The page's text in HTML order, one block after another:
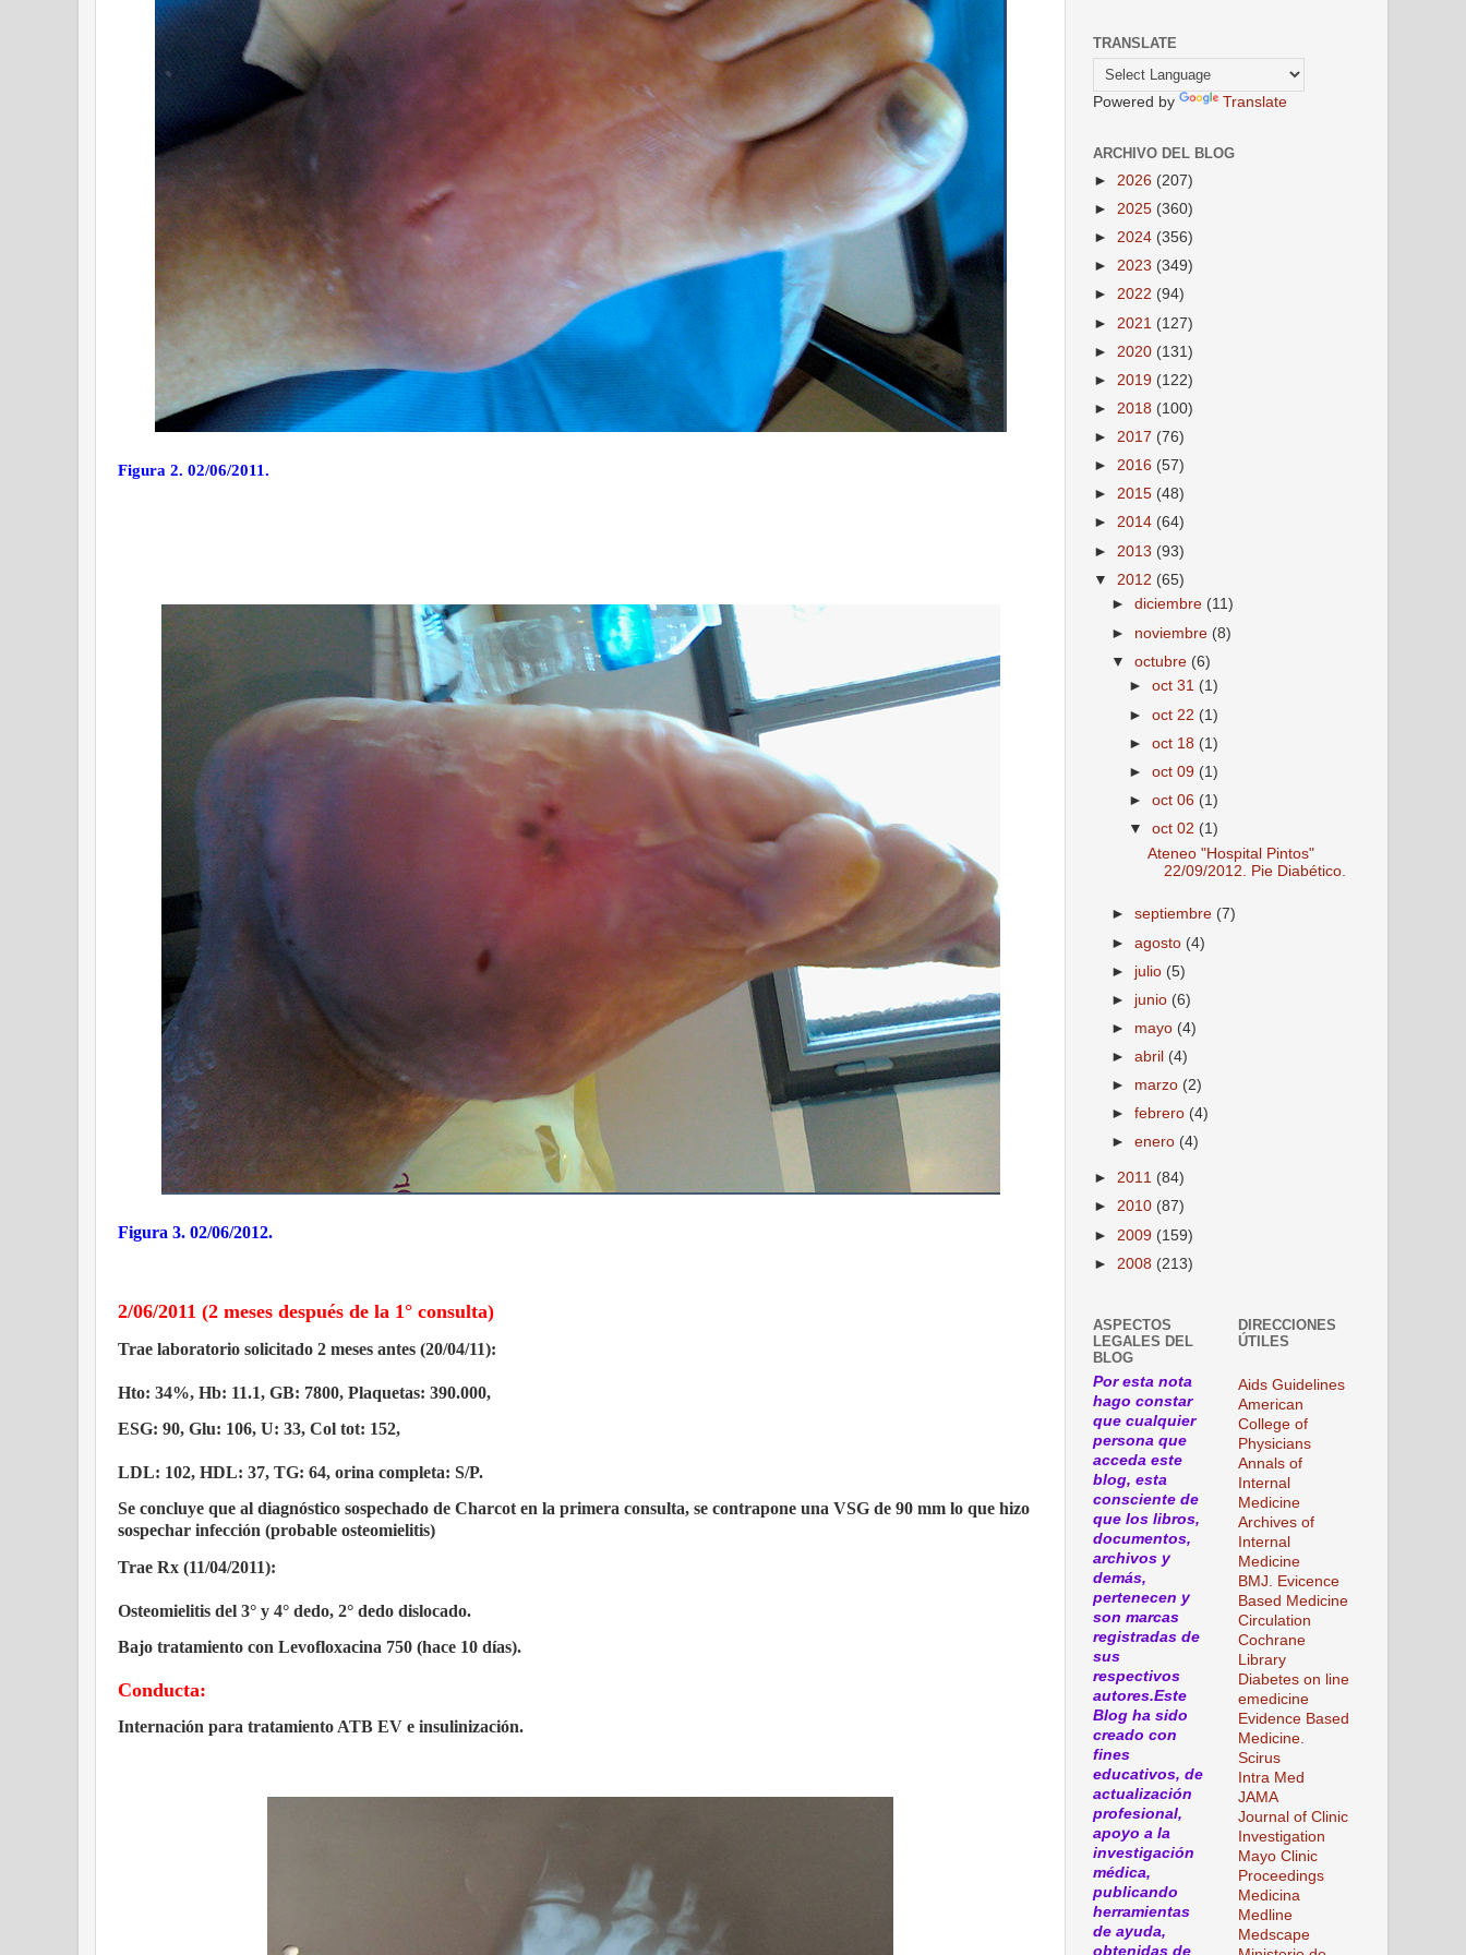
Figura 2. 02/06/2011.
Figura 3. 02/06/2012.
2/06/2011 (2 meses después de la 1° consulta)
Trae laboratorio solicitado 2 meses antes (20/04/11):
Hto: 34%, Hb: 11.1, GB: 7800, Plaquetas: 390.000,
ESG: 90, Glu: 106, U: 33, Col tot: 152,
LDL: 102, HDL: 37, TG: 64, orina completa: S/P.
Se concluye que al diagnóstico sospechado de Charcot en la primera consulta, se contrapone una VSG de 90 mm lo que hizo
sospechar infección (probable osteomielitis)
Trae Rx (11/04/2011):
Osteomielitis del 3° y 4° dedo, 2° dedo dislocado.
Bajo tratamiento con Levofloxacina 750 (hace 10 días).
Conducta:
Internación para tratamiento ATB EV e insulinización.
TRANSLATE
Powered by Translate
ARCHIVO DEL BLOG
► 2026 (207)
► 2025 (360)
► 2024 (356)
► 2023 (349)
► 2022 (94)
► 2021 (127)
► 2020 (131)
► 2019 (122)
► 2018 (100)
► 2017 (76)
► 2016 (57)
► 2015 (48)
► 2014 (64)
► 2013 (93)
▼ 2012 (65)
►diciembre (11)
► noviembre (8)
▼octubre (6)
►oct 31 (1)
►oct 22 (1)
►oct 18 (1)
►oct 09 (1)
►oct 06 (1)
▼oct 02 (1)
Ateneo "Hospital Pintos"
22/09/2012. Pie Diabético.
►septiembre (7)
►agosto (4)
► julio (5)
► junio (6)
► mayo (4)
►abril (4)
► marzo (2)
►febrero (4)
►enero (4)
► 2011 (84)
► 2010 (87)
► 2009 (159)
► 2008 (213)
ASPECTOS
LEGALES DEL
BLOG
Por esta nota
hago constar
que cualquier
persona que
acceda este
blog, esta
consciente de
que los libros,
documentos,
archivos y
demás,
pertenecen y
son marcas
registradas de
sus
respectivos
autores.Este
Blog ha sido
creado con
fines
educativos, de
actualización
profesional,
apoyo a la
investigación
médica,
publicando
herramientas
de ayuda,
obtenidas de
DIRECCIONES
ÚTILES
Aids Guidelines
American
College of
Physicians
Annals of
Internal
Medicine
Archives of
Internal
Medicine
BMJ. Evicence
Based Medicine
Circulation
Cochrane
Library
Diabetes on line
emedicine
Evidence Based
Medicine.
Scirus
Intra Med
JAMA
Journal of Clinic
Investigation
Mayo Clinic
Proceedings
Medicina
Medline
Medscape